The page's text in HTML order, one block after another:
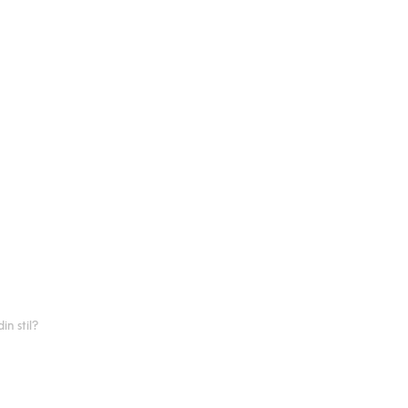
stil?